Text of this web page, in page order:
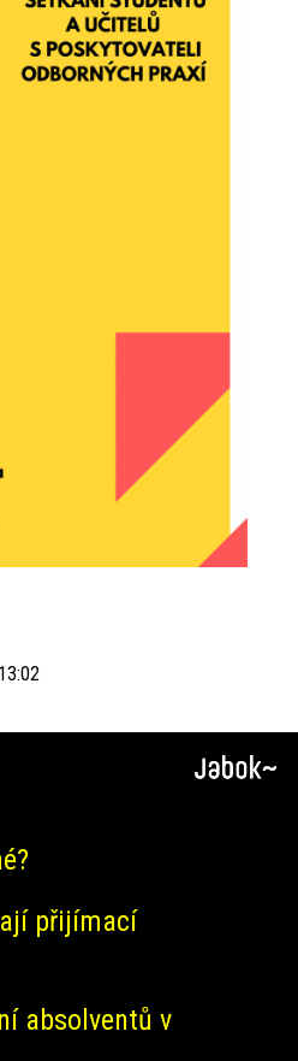
přijímací
absolventů v